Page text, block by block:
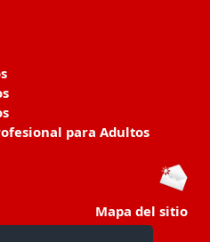
para Adultos
Mapa del sitio